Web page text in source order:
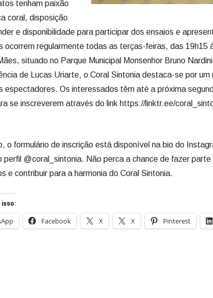
tenham paixão
coral, disposição
e disponibilidade para participar dos ensaios e
ocorrem regularmente todas as terças-feiras, das 19h15
situado no Parque Municipal Monsenhor Bruno
de Lucas Uriarte, o Coral Sintonia destaca-se por
espectadores. Os interessados têm até a próxima
se inscreverem através do link https://linktr.ee/
o formulário de inscrição está disponível na bio do
perfil @coral_sintonia. Não perca a chance de fazer parte
e contribuir para a harmonia do Coral Sintonia.
isso:
Facebook X X Pinterest